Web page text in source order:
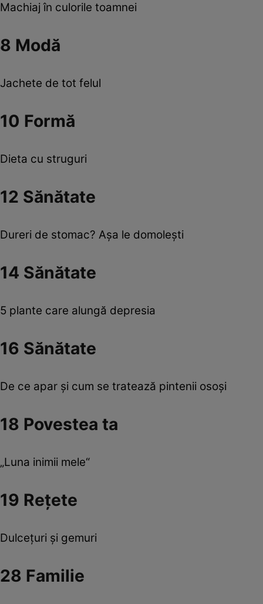
Machiaj în culorile toamnei
8 Modă
Jachete de tot felul
10 Formă
Dieta cu struguri
12 Sănătate
Dureri de stomac? Aşa le domoleşti
14 Sănătate
5 plante care alungă depresia
16 Sănătate
De ce apar şi cum se tratează pintenii osoşi
18 Povestea ta
„Luna inimii mele“
19 Reţete
Dulceţuri şi gemuri
28 Familie